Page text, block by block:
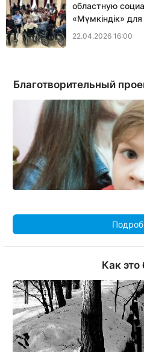
областную
«Мүмкіндік»
22.04.2026 16:00
Благотворительный
Как это